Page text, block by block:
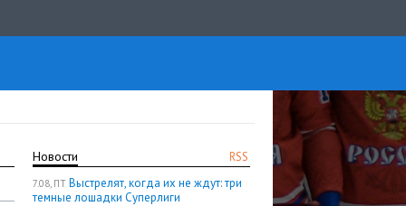
RSS
Новости
7.08, ПТ Выстрелят, когда их не ждут: три
темные лошадки Суперлиги